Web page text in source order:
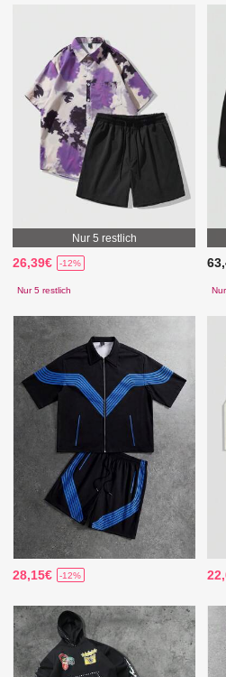
Nur 5 restlich
26,39€ -12%
Nur 5 restlich
28,15€ -12%